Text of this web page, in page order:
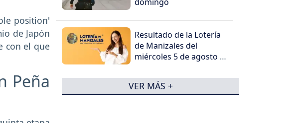
position'
de Japón
con el que
Peña
Resultado de la Lotería
de Manizales del
miércoles 5 de agosto de
VER MÁS +